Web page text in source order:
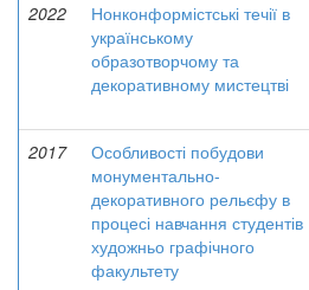
2022
Нонконформістські течії в
українському
образотворчому та
декоративному мистецтві
2017
Особливості побудови
монументально-
декоративного рельєфу в
процесі навчання студентів
художньо графічного
факультету